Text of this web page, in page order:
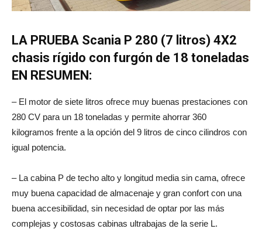
LA PRUEBA Scania P 280 (7 litros) 4X2
chasis rígido con furgón de 18 toneladas
EN RESUMEN:
– El motor de siete litros ofrece muy buenas prestaciones con
280 CV para un 18 toneladas y permite ahorrar 360
kilogramos frente a la opción del 9 litros de cinco cilindros con
igual potencia.
– La cabina P de techo alto y longitud media sin cama, ofrece
muy buena capacidad de almacenaje y gran confort con una
buena accesibilidad, sin necesidad de optar por las más
complejas y costosas cabinas ultrabajas de la serie L.